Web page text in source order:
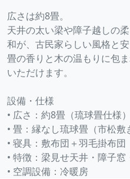
広さは約8畳。
天井の太い梁や障子越しの
和が、古民家らしい風格と
畳の香りと木の温もりに包
いただけます。
設備・仕様
• 広さ：約8畳（琉球畳仕様）
• 畳：縁なし琉球畳（市松敷
• 寝具：敷布団＋羽毛掛布団
• 特徴：梁見せ天井・障子窓
• 空調設備：冷暖房